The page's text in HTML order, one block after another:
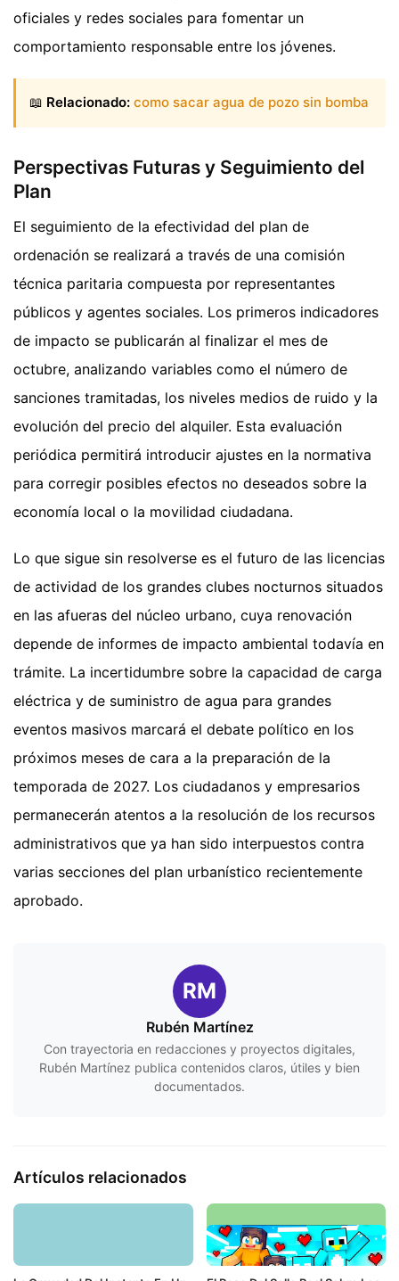
oficiales y redes sociales para fomentar un
comportamiento responsable entre los jóvenes.
📖 Relacionado: como sacar agua de pozo sin bomba
Perspectivas Futuras y Seguimiento del
Plan
El seguimiento de la efectividad del plan de
ordenación se realizará a través de una comisión
técnica paritaria compuesta por representantes
públicos y agentes sociales. Los primeros indicadores
de impacto se publicarán al finalizar el mes de
octubre, analizando variables como el número de
sanciones tramitadas, los niveles medios de ruido y la
evolución del precio del alquiler. Esta evaluación
periódica permitirá introducir ajustes en la normativa
para corregir posibles efectos no deseados sobre la
economía local o la movilidad ciudadana.
Lo que sigue sin resolverse es el futuro de las licencias
de actividad de los grandes clubes nocturnos situados
en las afueras del núcleo urbano, cuya renovación
depende de informes de impacto ambiental todavía en
trámite. La incertidumbre sobre la capacidad de carga
eléctrica y de suministro de agua para grandes
eventos masivos marcará el debate político en los
próximos meses de cara a la preparación de la
temporada de 2027. Los ciudadanos y empresarios
permanecerán atentos a la resolución de los recursos
administrativos que ya han sido interpuestos contra
varias secciones del plan urbanístico recientemente
aprobado.
RM
Rubén Martínez
Con trayectoria en redacciones y proyectos digitales,
Rubén Martínez publica contenidos claros, útiles y bien
documentados.
Artículos relacionados